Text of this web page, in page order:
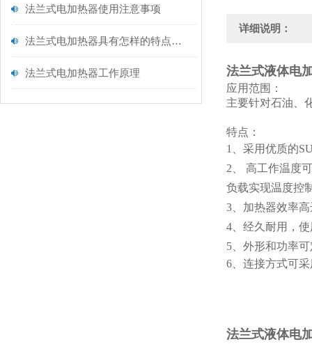
法兰式电加热器使用注意事项
法兰式电加热器具有怎样的特点呢？
法兰式电加热器工作原理
详细说明：
法兰式液体电
应用范围：
主要针对石油、
特点：
1、采用优质的
2、 高工作温度
负载实现温度控
3、加热器效率
4、经久耐用，
5、外形和功率
6、连接方式可
法兰式液体电